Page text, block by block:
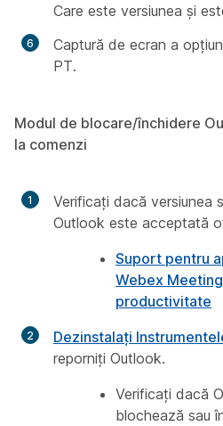
Care este versiunea și
Captură de ecran a
PT.
Modul de blocare/închidere
la comenzi
Verificați dacă versiunea
Outlook este acceptată
Suport pentru
Webex
productivitate
Dezinstalați
reporniți Outlook.
Verificați dacă
blochează sau